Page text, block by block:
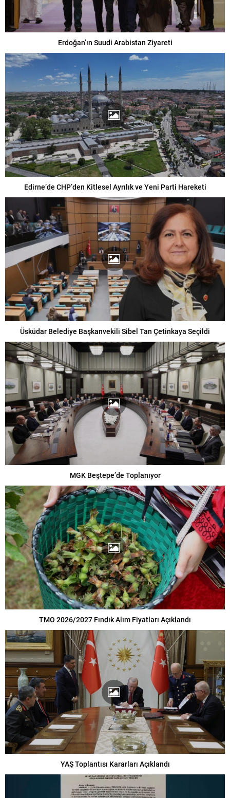
Erdoğan’ın Suudi Arabistan Ziyareti
Edirne’de CHP’den Kitlesel Ayrılık ve Yeni Parti Hareketi
Üsküdar Belediye Başkanvekili Sibel Tan Çetinkaya Seçildi
MGK Beştepe’de Toplanıyor
TMO 2026/2027 Fındık Alım Fiyatları Açıklandı
YAŞ Toplantısı Kararları Açıklandı